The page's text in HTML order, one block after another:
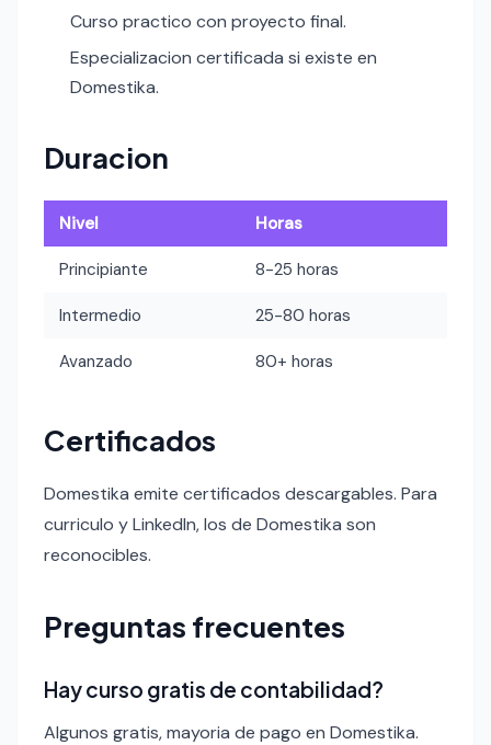
Curso practico con proyecto final.
Especializacion certificada si existe en
Domestika.
Duracion
Nivel Horas
Principiante 8-25 horas
Intermedio 25-80 horas
Avanzado 80+ horas
Certificados
Domestika emite certificados descargables. Para
curriculo y LinkedIn, los de Domestika son
reconocibles.
Preguntas frecuentes
Hay curso gratis de contabilidad?
Algunos gratis, mayoria de pago en Domestika.